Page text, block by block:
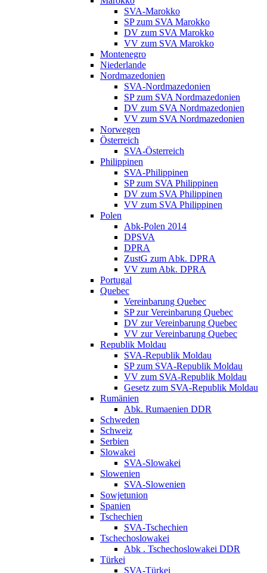
SVA-Marokko
SP zum SVA Marokko
DV zum SVA Marokko
VV zum SVA Marokko
Montenegro
Niederlande
Nordmazedonien
SVA-Nordmazedonien
SP zum SVA Nordmazedonien
DV zum SVA Nordmazedonien
VV zum SVA Nordmazedonien
Norwegen
Österreich
SVA-Österreich
Philippinen
SVA-Philippinen
SP zum SVA Philippinen
DV zum SVA Philippinen
VV zum SVA Philippinen
Polen
Abk-Polen 2014
DPSVA
DPRA
ZustG zum Abk. DPRA
VV zum Abk. DPRA
Portugal
Quebec
Vereinbarung Quebec
SP zur Vereinbarung Quebec
DV zur Vereinbarung Quebec
VV zur Vereinbarung Quebec
Republik Moldau
SVA-Republik Moldau
SP zum SVA-Republik Moldau
VV zum SVA-Republik Moldau
Gesetz zum SVA-Republik Moldau
Rumänien
Abk. Rumaenien DDR
Schweden
Schweiz
Serbien
Slowakei
SVA-Slowakei
Slowenien
SVA-Slowenien
Sowjetunion
Spanien
Tschechien
SVA-Tschechien
Tschechoslowakei
Abk . Tschechoslowakei DDR
Türkei
SVA-Türkei